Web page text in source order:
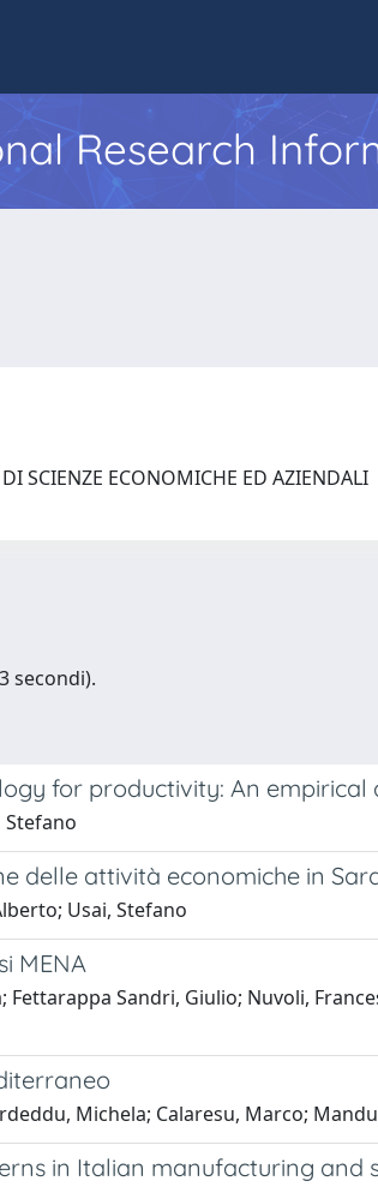
Research
SCIENZE ECONOMICHE ED AZIENDALI
secondi).
for productivity: An empirical
Stefano
delle attività economiche in
Usai, Stefano
MENA
Sandri, Giulio; Nuvoli,
Michela; Calaresu, Marco;
in Italian manufacturing and